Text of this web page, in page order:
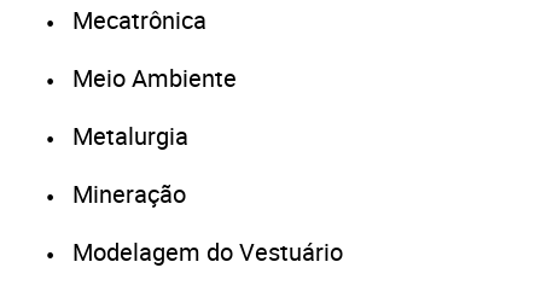
Mecatrônica
Meio Ambiente
Metalurgia
Mineração
Modelagem do Vestuário
O que Cai na Prova da ETEC? Matérias, Apostilas e
Questões (PDF)